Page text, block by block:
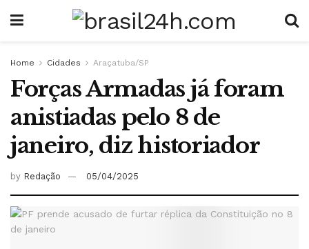
Home Cidades Araçatuba/SP
Forças Armadas já foram
anistiadas pelo 8 de
janeiro, diz historiador
by Redação 05/04/2025